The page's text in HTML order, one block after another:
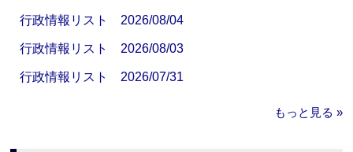
行政情報リスト 2026/08/04
行政情報リスト 2026/08/03
行政情報リスト 2026/07/31
もっと見る »